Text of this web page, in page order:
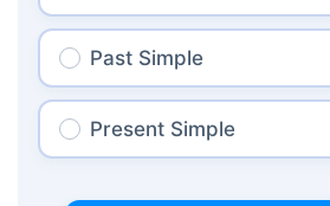
Past Simple
Present Simple